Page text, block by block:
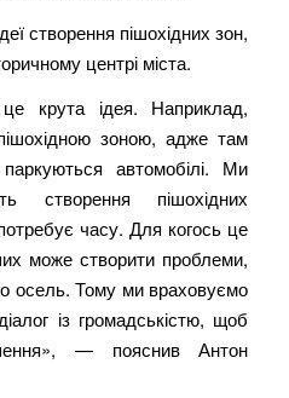
створення пішохідних зон,
центрі міста.
крута ідея. Наприклад,
зоною, адже там
автомобілі. Ми
створення пішохідних
часу. Для когось це
може створити проблеми,
осель. Тому ми враховуємо
із громадськістю, щоб
— пояснив Антон